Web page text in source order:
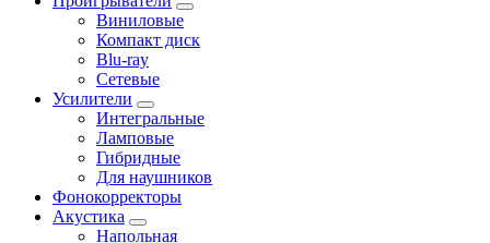
Виниловые
Компакт диск
Blu-ray
Сетевые
Усилители
Интегральные
Ламповые
Гибридные
Для наушников
Фонокорректоры
Акустика
Напольная